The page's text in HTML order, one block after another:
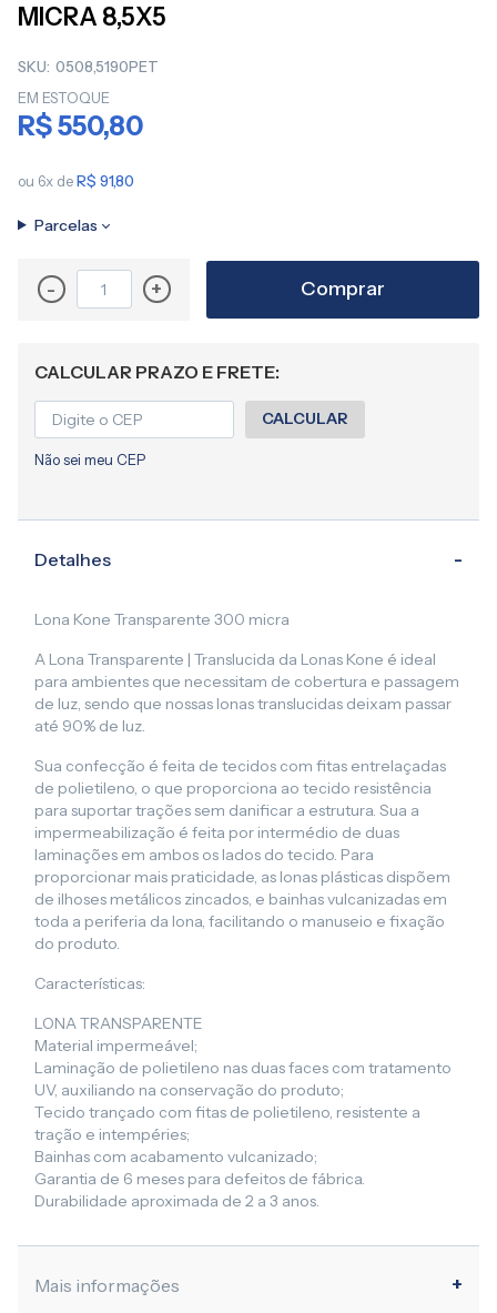
início
Galeria
imagens
MICRA 8,5X5
SKU 0508,5190PET
EM ESTOQUE
R$ 550,80
ou 6x deR$ 91,80
Parcelas
- + Comprar
CALCULAR PRAZO E FRETE:
CALCULAR
Não sei meu CEP
Detalhes
Lona Kone Transparente 300 micra
A Lona Transparente | Translucida da Lonas Kone é ideal
para ambientes que necessitam de cobertura e passagem
de luz, sendo que nossas lonas translucidas deixam passar
até 90% de luz.
Sua confecção é feita de tecidos com fitas entrelaçadas
de polietileno, o que proporciona ao tecido resistência
para suportar trações sem danificar a estrutura. Sua a
impermeabilização é feita por intermédio de duas
laminações em ambos os lados do tecido. Para
proporcionar mais praticidade, as lonas plásticas dispõem
de ilhoses metálicos zincados, e bainhas vulcanizadas em
toda a periferia da lona, facilitando o manuseio e fixação
do produto.
Características:
LONA TRANSPARENTE
Material impermeável;
Laminação de polietileno nas duas faces com tratamento
UV, auxiliando na conservação do produto;
Tecido trançado com fitas de polietileno, resistente a
tração e intempéries;
Bainhas com acabamento vulcanizado;
Garantia de 6 meses para defeitos de fábrica.
Durabilidade aproximada de 2 a 3 anos.
Mais informações